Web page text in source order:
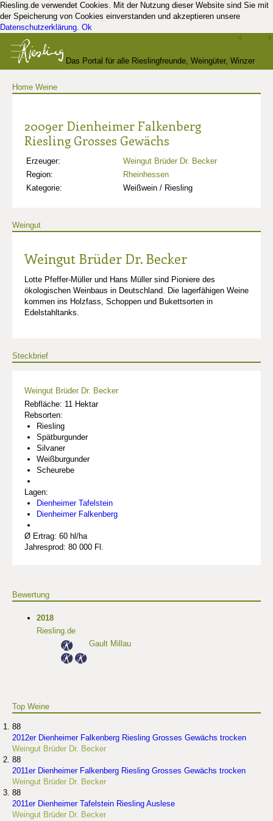
Riesling.de verwendet Cookies. Mit der Nutzung dieser Website sind Sie mit
der Speicherung von Cookies einverstanden und akzeptieren unsere
Datenschutzerklärung. Ok
Das Portal für alle Rieslingfreunde, Weingüter, Winzer
Home Weine
2009er Dienheimer Falkenberg
Riesling Grosses Gewächs
Erzeuger:
Weingut Brüder Dr. Becker
Region:
Rheinhessen
Kategorie:
Weißwein / Riesling
Weingut
Weingut Brüder Dr. Becker
Lotte Pfeffer-Müller und Hans Müller sind Pioniere des
ökologischen Weinbaus in Deutschland. Die lagerfähigen Weine
kommen ins Holzfass, Schoppen und Bukettsorten in
Edelstahltanks.
Steckbrief
Weingut Brüder Dr. Becker
Rebfläche: 11 Hektar
Rebsorten:
Riesling
Spätburgunder
Silvaner
Weißburgunder
Scheurebe
Lagen:
Dienheimer Tafelstein
Dienheimer Falkenberg
Ø Ertrag: 60 hl/ha
Jahresprod: 80 000 Fl.
Bewertung
2018
Riesling.de
Gault Millau
Top Weine
88
2012er Dienheimer Falkenberg Riesling Grosses Gewächs trocken
Weingut Brüder Dr. Becker
88
2011er Dienheimer Falkenberg Riesling Grosses Gewächs trocken
Weingut Brüder Dr. Becker
88
2011er Dienheimer Tafelstein Riesling Auslese
Weingut Brüder Dr. Becker